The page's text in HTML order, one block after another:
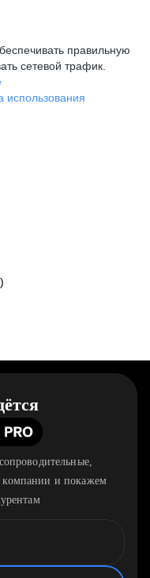
правильную
сетевой трафик.
использования
компании и покажем